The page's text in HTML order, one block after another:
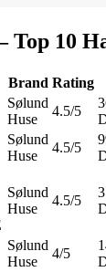
Top 10
Brand Rating
Sølund
Huse
4.5/5
Sølund
Huse
4.5/5
Sølund
Huse
4.5/5
Sølund
Huse
4/5